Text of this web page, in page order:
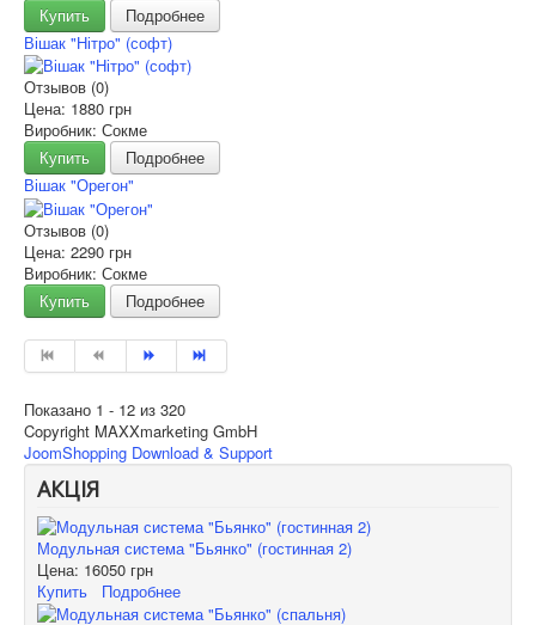
Купить
Подробнее
Вішак "Нітро" (софт)
Отзывов (0)
Цена: 1880 грн
Виробник: Сокме
Купить
Подробнее
Вішак "Орегон"
Отзывов (0)
Цена: 2290 грн
Виробник: Сокме
Купить
Подробнее
Показано 1 - 12 из 320
Copyright MAXXmarketing GmbH
JoomShopping Download & Support
АКЦІЯ
Модульная система "Бьянко" (гостинная 2)
Цена: 16050 грн
Купить
Подробнее